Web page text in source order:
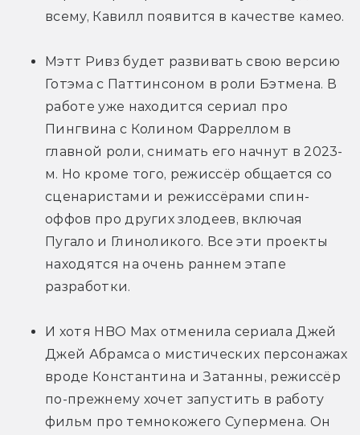
всему, Кавилл появится в качестве камео.
Мэтт Ривз будет развивать свою версию
Готэма с Паттинсоном в роли Бэтмена. В
работе уже находится сериал про
Пингвина с Колином Фарреллом в
главной роли, снимать его начнут в 2023-
м. Но кроме того, режиссёр общается со
сценаристами и режиссёрами спин-
оффов про других злодеев, включая
Пугало и Глиноликого. Все эти проекты
находятся на очень раннем этапе
разработки.
И хотя HBO Max отменила сериала Джей
Джей Абрамса о мистических персонажах
вроде Константина и Затанны, режиссёр
по-прежнему хочет запустить в работу
фильм про темнокожего Супермена. Он